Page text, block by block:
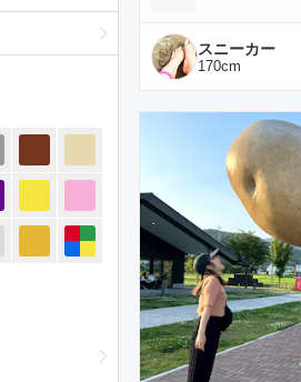
スニーカー
170cm